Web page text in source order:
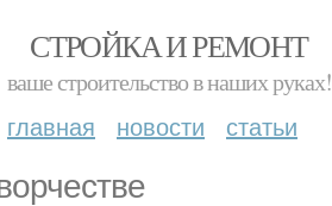
СТРОЙКА И РЕМОНТ
ваше строительство в наших руках!
главная новости статьи